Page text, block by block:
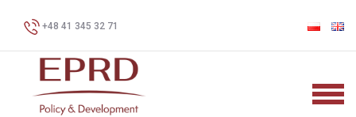
+48 41 345 32 71